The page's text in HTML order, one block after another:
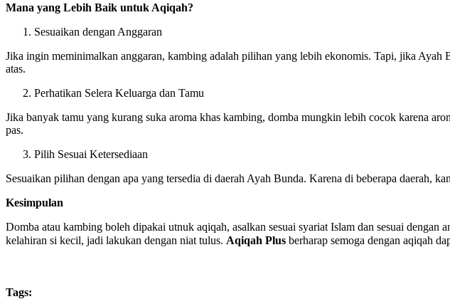
Mana yang Lebih Baik untuk Aqiqah?
Sesuaikan dengan Anggaran
Jika ingin meminimalkan anggaran, kambing adalah pilihan yang lebih ekonomis. Tapi, jika
atas.
Perhatikan Selera Keluarga dan Tamu
Jika banyak tamu yang kurang suka aroma khas kambing, domba mungkin lebih cocok karena
pas.
Pilih Sesuai Ketersediaan
Sesuaikan pilihan dengan apa yang tersedia di daerah Ayah Bunda. Karena di beberapa daerah,
Kesimpulan
Domba atau kambing boleh dipakai utnuk aqiqah, asalkan sesuai syariat Islam dan sesuai
kelahiran si kecil, jadi lakukan dengan niat tulus. Aqiqah Plus berharap semoga dengan aqiqah
Tags: